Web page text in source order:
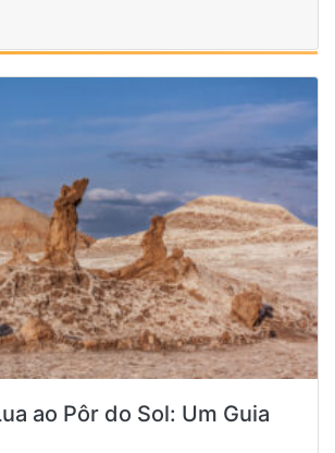
ao Pôr do Sol: Um Guia